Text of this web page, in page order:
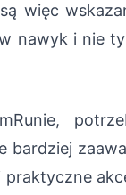
więc
nawyk i nie
bardziej